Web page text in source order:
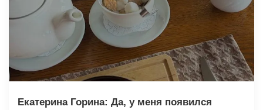
Екатерина Горина: Да, у меня появился